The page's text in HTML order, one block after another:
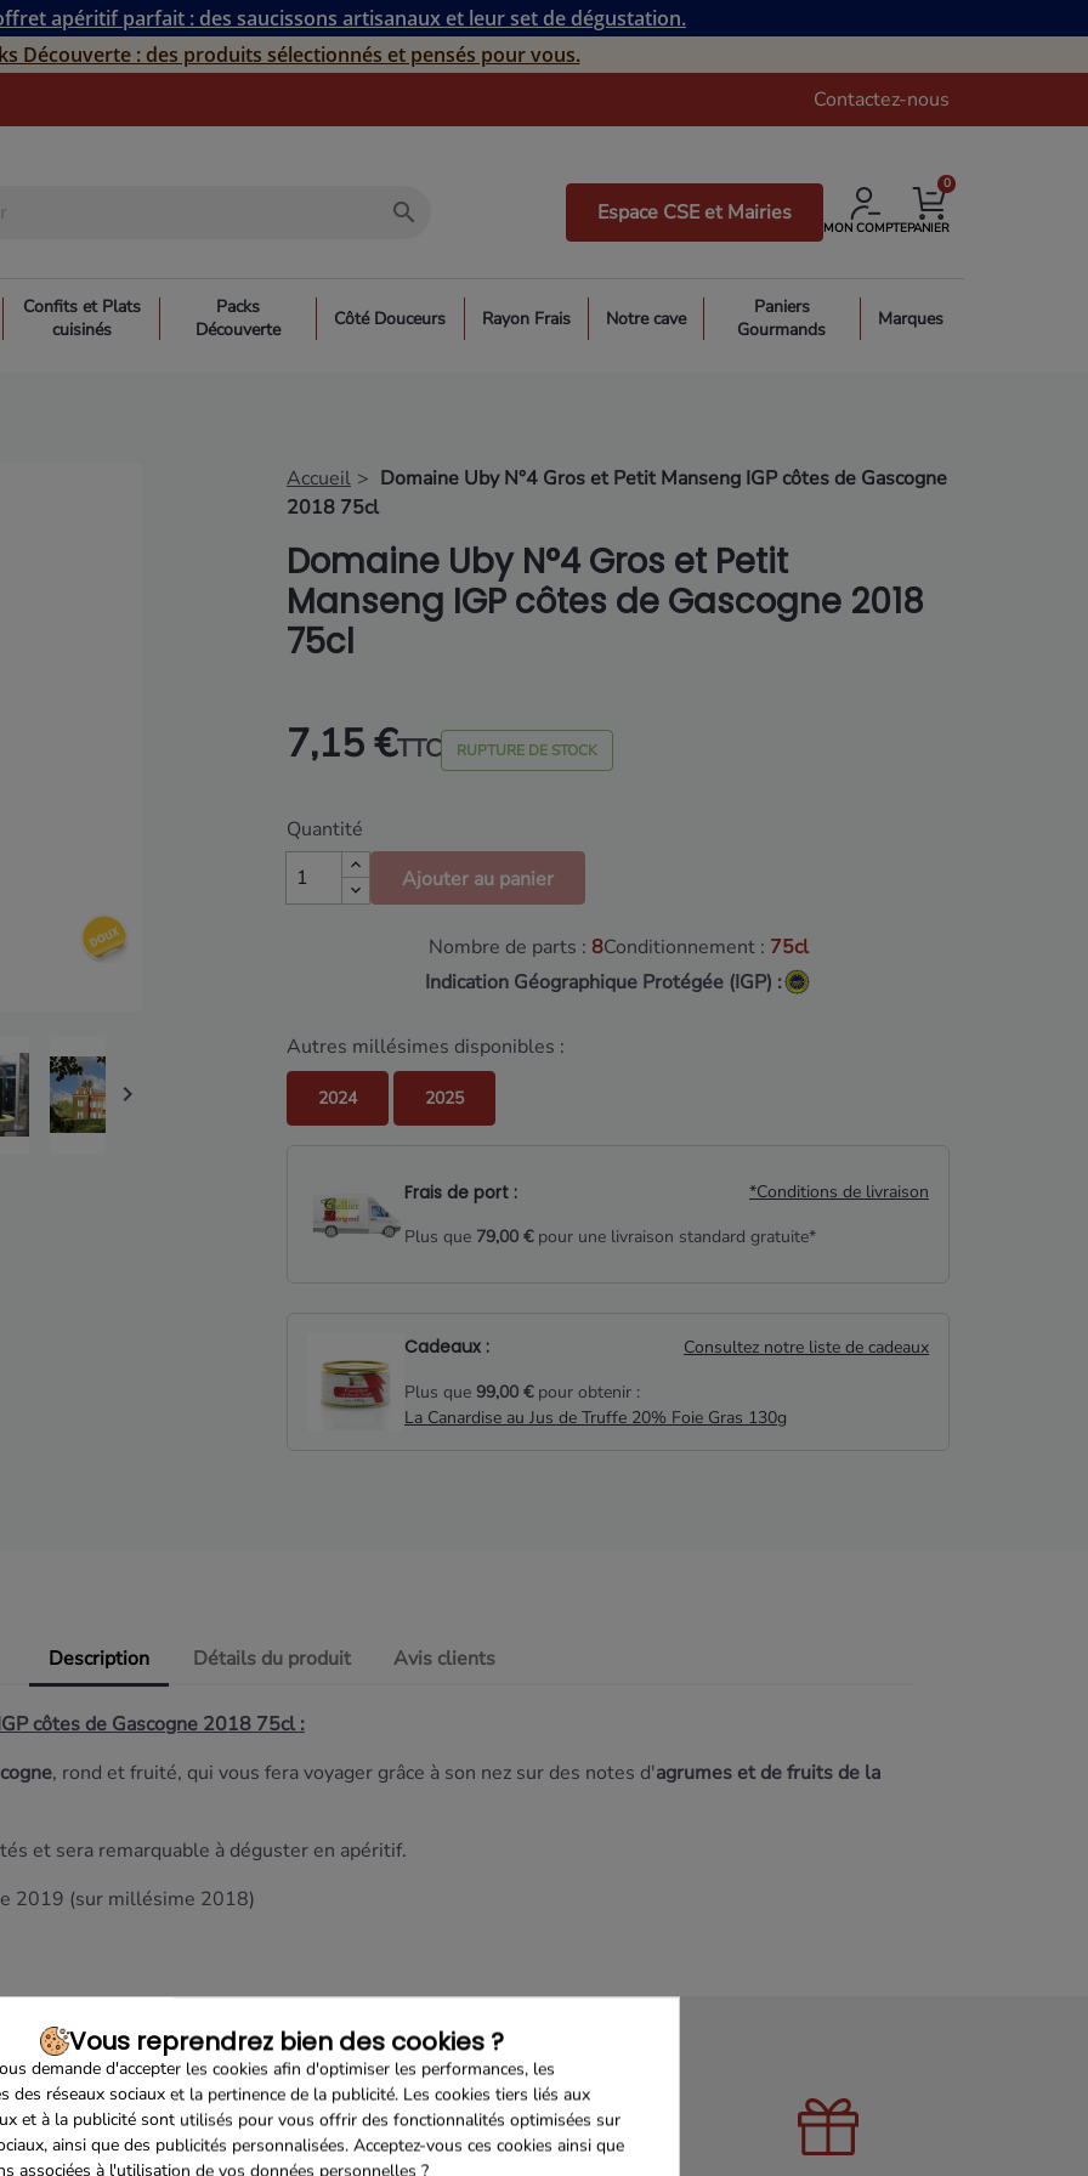
apéritif parfait : des saucissons artisanaux et leur set de dégustation.
Découverte : des produits sélectionnés et pensés pour vous.
Contactez-nous
search Espace CSE et Mairies
MON COMPTEPANIER
0
Confits et Plats
cuisinés
Packs
Découverte
Côté Douceurs Rayon Frais Notre cave
Paniers
Gourmands
Marques

Accueil
Domaine Uby N°4 Gros et Petit Manseng IGP côtes de Gascogne
2018 75cl
Domaine Uby N°4 Gros et Petit
Manseng IGP côtes de Gascogne 2018
75cl
7,15 €TTC RUPTURE DE STOCK
Quantité
Ajouter au panier
Nombre de parts : 8Conditionnement : 75cl
Indication Géographique Protégée (IGP) :
Autres millésimes disponibles :
2024 2025
Frais de port :
*Conditions de livraison
Plus que 79,00 €pour une livraison standard gratuite*
Cadeaux :
Consultez notre liste de cadeaux
Plus que 99,00 €pour obtenir :
La Canardise au Jus de Truffe 20% Foie Gras 130g
Description Détails du produit Avis clients
côtes de Gascogne 2018 75cl :
, rond et fruité, qui vous fera voyager grâce à son nez sur des notes d'agrumes et de fruits de la
et sera remarquable à déguster en apéritif.
2019 (sur millésime 2018)
Vous reprendrez bien des cookies ?
demande d'accepter les cookies afin d'optimiser les performances, les
des réseaux sociaux et la pertinence de la publicité. Les cookies tiers liés aux
et à la publicité sont utilisés pour vous offrir des fonctionnalités optimisées sur
ainsi que des publicités personnalisées. Acceptez-vous ces cookies ainsi que
associées à l'utilisation de vos données personnelles ?